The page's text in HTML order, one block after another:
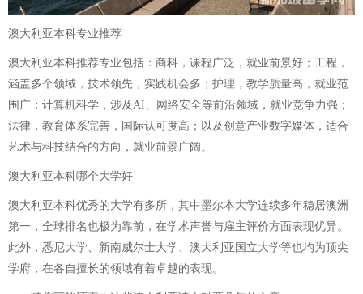
澳大利亚本科专业推荐
澳大利亚本科推荐专业包括：商科，课程广泛，就业前景好；工程，
涵盖多个领域，技术领先，实践机会多；护理，教学质量高，就业范
围广；计算机科学，涉及AI、网络安全等前沿领域，就业竞争力强；
法律，教育体系完善，国际认可度高；以及创意产业数字媒体，适合
艺术与科技结合的方向，就业前景广阔。
澳大利亚本科哪个大学好
澳大利亚本科优秀的大学有多所，其中墨尔本大学连续多年稳居澳洲
第一，全球排名也极为靠前，在学术声誉与雇主评价方面表现优异。
此外，悉尼大学、新南威尔士大学、澳大利亚国立大学等也均为顶尖
学府，在各自擅长的领域有着卓越的表现。